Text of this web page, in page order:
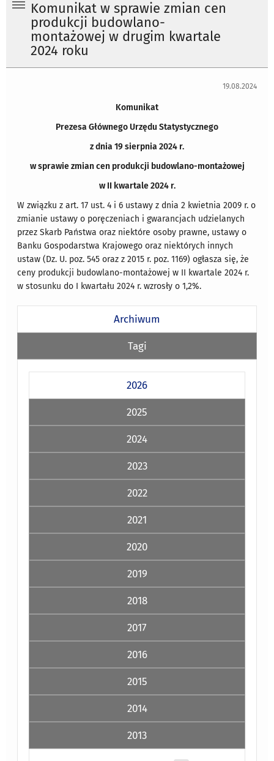
Komunikat w sprawie zmian cen
produkcji budowlano-
montażowej w drugim kwartale
2024 roku
19.08.2024
Komunikat
Prezesa Głównego Urzędu Statystycznego
z dnia 19 sierpnia 2024 r.
w sprawie zmian cen produkcji budowlano-montażowej
w II kwartale 2024 r.
W związku z art. 17 ust. 4 i 6 ustawy z dnia 2 kwietnia 2009 r. o
zmianie ustawy o poręczeniach i gwarancjach udzielanych
przez Skarb Państwa oraz niektóre osoby prawne, ustawy o
Banku Gospodarstwa Krajowego oraz niektórych innych
ustaw (Dz. U. poz. 545 oraz z 2015 r. poz. 1169) ogłasza się, że
ceny produkcji budowlano-montażowej w II kwartale 2024 r.
w stosunku do I kwartału 2024 r. wzrosły o 1,2%.
Archiwum
Tagi
2026
2025
2024
2023
2022
2021
2020
2019
2018
2017
2016
2015
2014
2013